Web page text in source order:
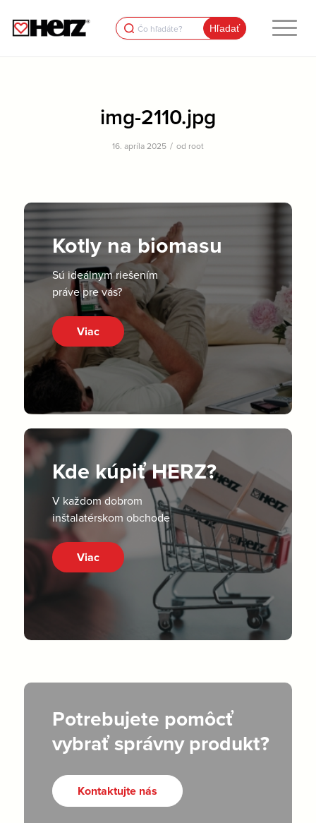
Search
for:
img-2110.jpg
16. apríla 2025 / od root
Kotly na biomasu
Sú ideálnym riešením
práve pre vás?
Viac
Kde kúpiť HERZ?
V každom dobrom
inštalatérskom obchode
Viac
Potrebujete pomôcť
vybrať správny produkt?
Kontaktujte nás